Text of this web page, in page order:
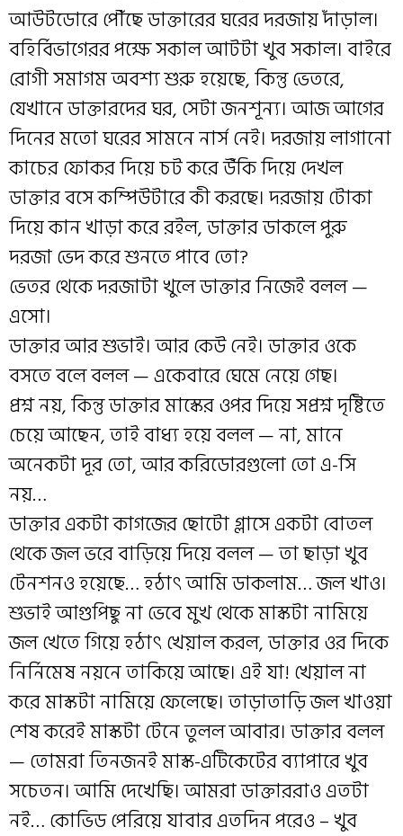
আউটডোরে পৌঁছে ডাক্তারের ঘরের দরজায় দাঁড়াল।
বহির্বিভাগেরর পক্ষে সকাল আটটা খুব সকাল। বাইরে
রোগী সমাগম অবশ্য শুরু হয়েছে, কিন্তু ভেতরে,
যেখানে ডাক্তারদের ঘর, সেটা জনশূন্য। আজ আগের
দিনের মতো ঘরের সামনে নার্স নেই। দরজায় লাগানো
কাচের ফোকর দিয়ে চট করে উঁকি দিয়ে দেখল
ডাক্তার বসে কম্পিউটারে কী করছে। দরজায় টোকা
দিয়ে কান খাড়া করে রইল, ডাক্তার ডাকলে পুরু
দরজা ভেদ করে শুনতে পাবে তো?
ভেতর থেকে দরজাটা খুলে ডাক্তার নিজেই বলল —
এসো।
ডাক্তার আর শুভাই। আর কেউ নেই। ডাক্তার ওকে
বসতে বলে বলল — একেবারে ঘেমে নেয়ে গেছ।
প্রশ্ন নয়, কিন্তু ডাক্তার মাস্কের ওপর দিয়ে সপ্রশ্ন দৃষ্টিতে
চেয়ে আছেন, তাই বাধ্য হয়ে বলল — না, মানে
অনেকটা দূর তো, আর করিডোরগুলো তো এ-সি
নয়…
ডাক্তার একটা কাগজের ছোটো গ্লাসে একটা বোতল
থেকে জল ভরে বাড়িয়ে দিয়ে বলল — তা ছাড়া খুব
টেনশনও হয়েছে… হঠাৎ আমি ডাকলাম… জল খাও।
শুভাই আগুপিছু না ভেবে মুখ থেকে মাস্কটা নামিয়ে
জল খেতে গিয়ে হঠাৎ খেয়াল করল, ডাক্তার ওর দিকে
নির্নিমেষ নয়নে তাকিয়ে আছে। এই যা! খেয়াল না
করে মাস্কটা নামিয়ে ফেলেছে। তাড়াতাড়ি জল খাওয়া
শেষ করেই মাস্কটা টেনে তুলল আবার। ডাক্তার বলল
— তোমরা তিনজনই মাস্ক-এটিকেটের ব্যাপারে খুব
সচেতন। আমি দেখেছি। আমরা ডাক্তাররাও এতটা
নই… কোভিড পেরিয়ে যাবার এতদিন পরেও – খুব